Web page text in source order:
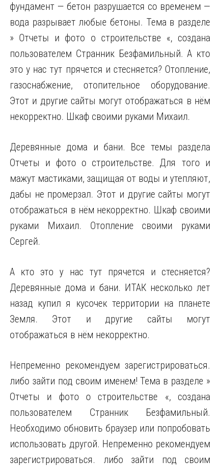
фундамент — бетон разрушается со временем —
вода разрывает любые бетоны. Тема в разделе
» Отчеты и фото о строительстве «, создана
пользователем Странник Безфамильный. А кто
это у нас тут прячется и стесняется? Отопление,
газоснабжение, отопительное оборудование.
Этот и другие сайты могут отображаться в нём
некорректно. Шкаф своими руками Михаил.
Деревянные дома и бани. Все темы раздела
Отчеты и фото о строительстве. Для того и
мажут мастиками, защищая от воды и утепляют,
дабы не промерзал. Этот и другие сайты могут
отображаться в нём некорректно. Шкаф своими
руками Михаил. Отопление своими руками
Сергей.
А кто это у нас тут прячется и стесняется?
Деревянные дома и бани. ИТАК несколько лет
назад купил я кусочек территории на планете
Земля. Этот и другие сайты могут
отображаться в нём некорректно.
Непременно рекомендуем зарегистрироваться.
либо зайти под своим именем! Тема в разделе »
Отчеты и фото о строительстве «, создана
пользователем Странник Безфамильный.
Необходимо обновить браузер или попробовать
использовать другой. Непременно рекомендуем
зарегистрироваться. либо зайти под своим